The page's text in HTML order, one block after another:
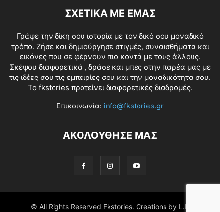
ΣΧΕΤΙΚΑ ΜΕ ΕΜΑΣ
Γράψε την δίκη σου ιστορία με τον δικό σου μοναδικό
τρόπο. Ζήσε και δημιούργησε στιγμές, συναισθήματα και
εικόνες που σε φέρνουν πιο κοντά με τους άλλους.
Σκέψου διαφορετικά , δράσε και μπες στην παρέα μας με
τις ιδέες σου τις εμπειρίες σου και την μοναδικότητα σου.
Το fkstories προτείνει διαφορετικές διαδρομές.
Επικοινωνία: info@fkstories.gr
ΑΚΟΛΟΥΘΗΣΕ ΜΑΣ
© All Rights Reserved Fkstories. Creations by L.K